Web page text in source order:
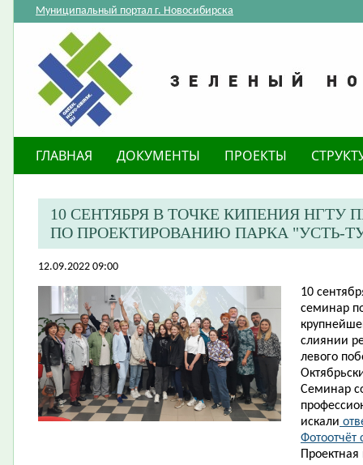
Муниципальный портал г. Новосибирска
ГЛАВНАЯ ДОКУМЕНТЫ ПРОЕКТЫ
10 СЕНТЯБРЯ В ТОЧКЕ КИПЕНИЯ
ПО ПРОЕКТИРОВАНИЮ ПАРКА "УСТЬ-
12.09.2022 09:00
10
семинар
слиянии
левого
Семинар
искали
Фотоотчёт